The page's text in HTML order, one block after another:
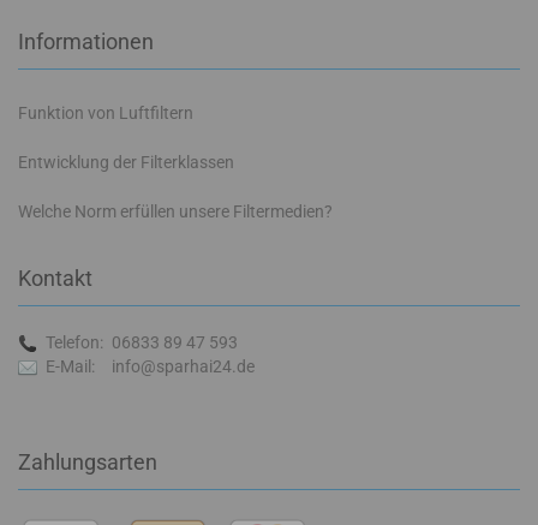
Informationen
Funktion von Luftfiltern
Entwicklung der Filterklassen
Welche Norm erfüllen unsere Filtermedien?
Kontakt
Telefon: 06833 89 47 593
E-Mail:
info@sparhai24.de
Zahlungsarten